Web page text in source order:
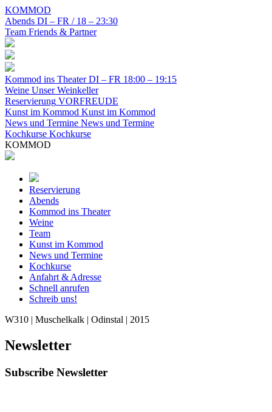
KOMMOD
Abends DI – FR / 18 – 23:30
Team Friends & Partner
Kommod ins Theater DI – FR 18:00 – 19:15
Weine Unser Weinkeller
Reservierung VORFREUDE
Kunst im Kommod Kunst im Kommod
News und Termine News und Termine
Kochkurse Kochkurse
KOMMOD
Reservierung
Abends
Kommod ins Theater
Weine
Team
Kunst im Kommod
News und Termine
Kochkurse
Anfahrt & Adresse
Schnell anrufen
Schreib uns!
W310 | Muschelkalk | Odinstal | 2015
Newsletter
Subscribe Newsletter